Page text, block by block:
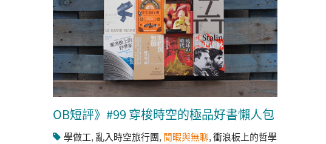
OB短評》#99 穿梭時空的極品好書懶人包
學做工,亂入時空旅行團,閒暇與無聊,衝浪板上的哲學